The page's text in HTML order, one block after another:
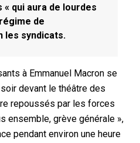
qui aura de lourdes
de
les syndicats.
à Emmanuel Macron se
devant le théâtre des
repoussés par les forces
ensemble, grève générale »,
pendant environ une heure